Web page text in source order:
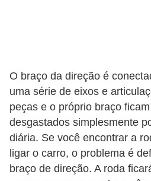
O braço da direção é
uma série de eixos e
peças e o próprio braço
desgastados simplesmente
diária. Se você encontrar a
ligar o carro, o problema é
braço de direção. A roda
c
i
o
n
á
r